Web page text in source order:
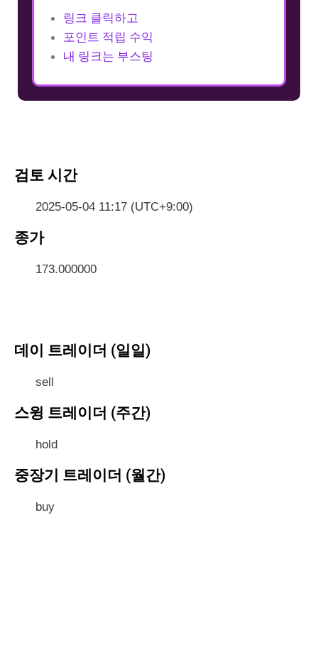
링크 클릭하고
포인트 적립 수익
내 링크는 부스팅
검토 시간
2025-05-04 11:17 (UTC+9:00)
종가
173.000000
데이 트레이더 (일일)
sell
스윙 트레이더 (주간)
hold
중장기 트레이더 (월간)
buy